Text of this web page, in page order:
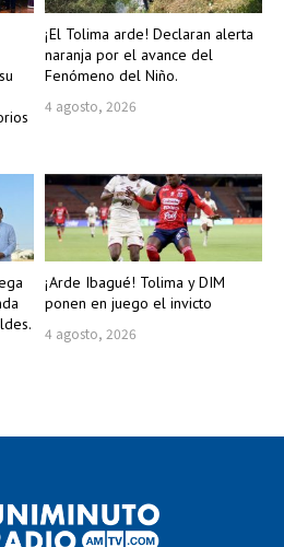
¡El Tolima arde! Declaran alerta
naranja por el avance del
Fenómeno del Niño.
4 agosto, 2026
¡Arde Ibagué! Tolima y DIM
ponen en juego el invicto
4 agosto, 2026